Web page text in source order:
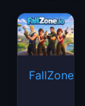
FallZone.io